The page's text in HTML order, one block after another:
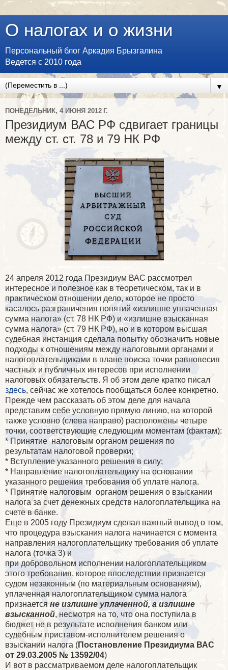
О налогах и о жизни
Персональный блог Аркадия Брызгалина
Ведется с 2010 года
▼
ПОНЕДЕЛЬНИК, 4 ИЮНЯ 2012 Г.
Президиум ВАС РФ сдвигает границы
между ст. ст. 78 и 79 НК РФ
24 апреля 2012 года Президиум ВАС рассмотрел
интересное и полезное как в теоретическом, так и в
практическом отношении дело, которое не просто
касалось разграничения понятий «излишне уплаченная
сумма налога» (ст. 78 НК РФ) и «излишне взысканная
сумма налога» (ст. 79 НК РФ), но и в котором высшая
судебная инстанция сделала попытку обозначить новые
подходы к отношениям между налоговыми органами и
налогоплательщиками в плане поиска точки равновесия
частных и публичных интересов при исполнении
налоговых обязательств. Я об этом деле кратко писал
здесь, сейчас же хотелось пообщаться более конкретно.
Прежде чем рассказать об этом деле для начала
представим себе условную прямую линию, на которой
также условно (слева направо) расположены четыре
точки, соответствующие следующим моментам (фактам):
* Принятие налоговым органом решения по
результатам налоговой проверки;
* Вступление указанного решения в силу;
* Направление налогоплательщику на основании
указанного решения требования об уплате налога.
* Принятие налоговым органом решения о взыскании
налога за счет денежных средств налогоплательщика на
счете в банке.
Еще в 2005 году Президиум сделал важный вывод о том,
что процедура взыскания налога начинается с момента
направления налогоплательщику требования об уплате
налога (точка 3) и
при добровольном исполнении налогоплательщиком
этого требования, которое впоследствии признается
судом незаконным (по материальным основаниям),
уплаченная налогоплательщиком сумма налога
признаетсяне излишне уплаченной, а излишне
взысканной, несмотря на то, что она поступила в
бюджет не в результате исполнения банком или
судебным приставом-исполнителем решения о
взыскании налога (Постановление Президиума ВАС
от 29.03.2005 № 13592/04)
И вот в рассматриваемом деле налогоплательщик